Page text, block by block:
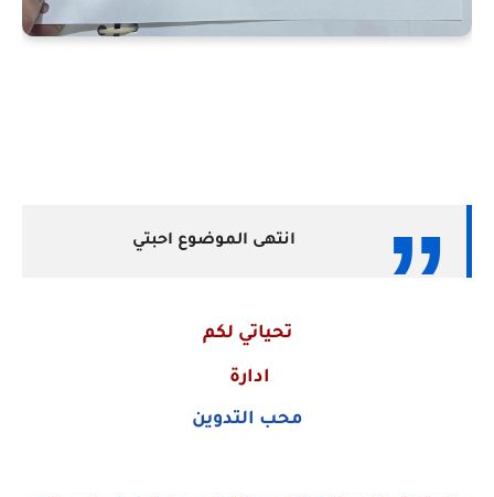
انتهى الموضوع احبتي
تحياتي لكم
ادارة
محب التدوين